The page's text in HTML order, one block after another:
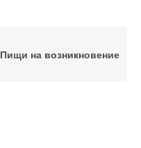
Пищи на возникновение